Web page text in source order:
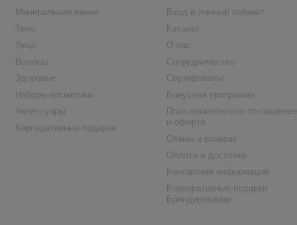
Минеральная ванна
Тело
Лицо
Волосы
Здоровье
Наборы косметики
Аксессуары
Корпоративные подарки
Вход в личный кабинет
Каталог
О нас
Сотрудничество
Сертификаты
Бонусная программа
Пользовательское соглашение
и оферта
Обмен и возврат
Оплата и доставка
Контактная информация
Корпоративные подарки
Брендирование